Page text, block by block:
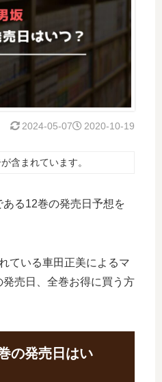
2020-10-19
2024-05-07
含まれています。
る12巻の発売日予想を
ている車田正美によるマ
売日、全巻お得に買う方
の発売日はい